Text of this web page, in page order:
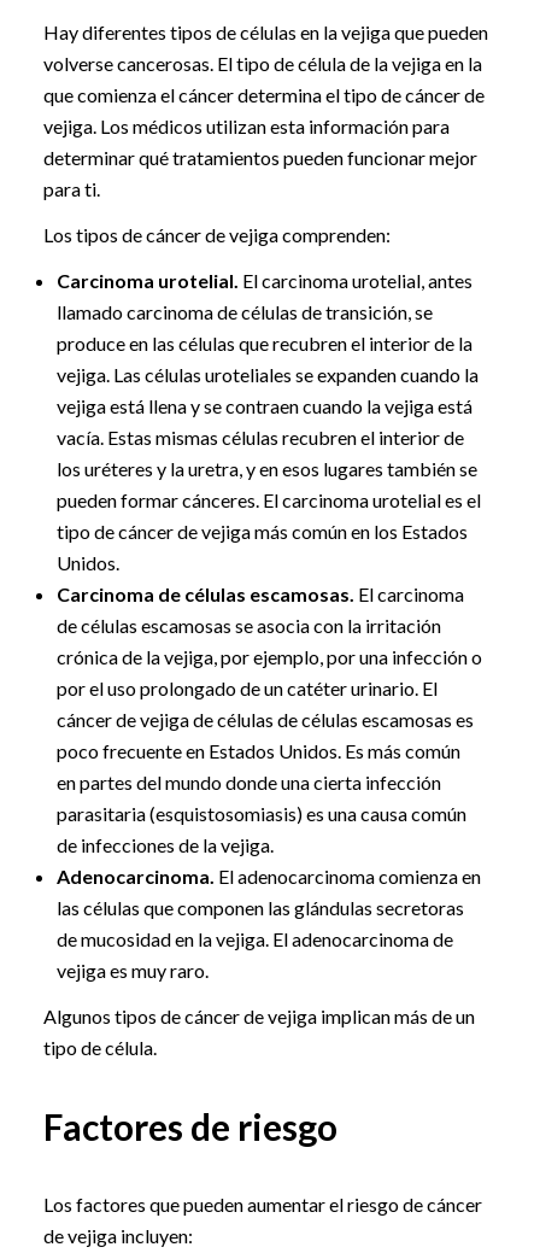
Hay diferentes tipos de células en la vejiga que pueden
volverse cancerosas. El tipo de célula de la vejiga en la
que comienza el cáncer determina el tipo de cáncer de
vejiga. Los médicos utilizan esta información para
determinar qué tratamientos pueden funcionar mejor
para ti.
Los tipos de cáncer de vejiga comprenden:
Carcinoma urotelial. El carcinoma urotelial, antes
llamado carcinoma de células de transición, se
produce en las células que recubren el interior de la
vejiga. Las células uroteliales se expanden cuando la
vejiga está llena y se contraen cuando la vejiga está
vacía. Estas mismas células recubren el interior de
los uréteres y la uretra, y en esos lugares también se
pueden formar cánceres. El carcinoma urotelial es el
tipo de cáncer de vejiga más común en los Estados
Unidos.
Carcinoma de células escamosas. El carcinoma
de células escamosas se asocia con la irritación
crónica de la vejiga, por ejemplo, por una infección o
por el uso prolongado de un catéter urinario. El
cáncer de vejiga de células de células escamosas es
poco frecuente en Estados Unidos. Es más común
en partes del mundo donde una cierta infección
parasitaria (esquistosomiasis) es una causa común
de infecciones de la vejiga.
Adenocarcinoma. El adenocarcinoma comienza en
las células que componen las glándulas secretoras
de mucosidad en la vejiga. El adenocarcinoma de
vejiga es muy raro.
Algunos tipos de cáncer de vejiga implican más de un
tipo de célula.
Factores de riesgo
Los factores que pueden aumentar el riesgo de cáncer
de vejiga incluyen: